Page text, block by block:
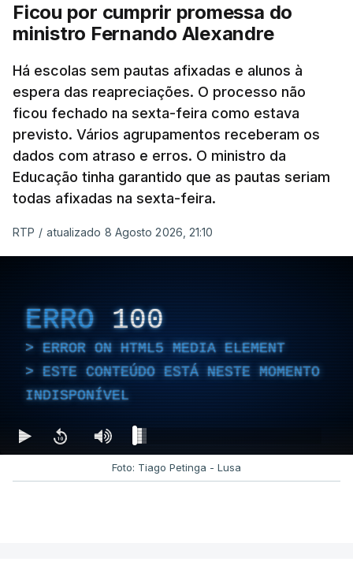
Ficou por cumprir promessa do
ministro Fernando Alexandre
Há escolas sem pautas afixadas e alunos à
espera das reapreciações. O processo não
ficou fechado na sexta-feira como estava
previsto. Vários agrupamentos receberam os
dados com atraso e erros. O ministro da
Educação tinha garantido que as pautas seriam
todas afixadas na sexta-feira.
RTP / atualizado 8 Agosto 2026, 21:10
ERRO 100
ERROR ON HTML5 MEDIA ELEMENT
ESTE CONTEÚDO ESTÁ NESTE MOMENTO
INDISPONÍVEL
Foto: Tiago Petinga - Lusa